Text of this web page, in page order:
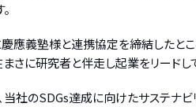
應義塾様と連携協定を締結したと
まさに研究者と伴走し起業をリードし
当社のSDGs達成に向けたサステナビ